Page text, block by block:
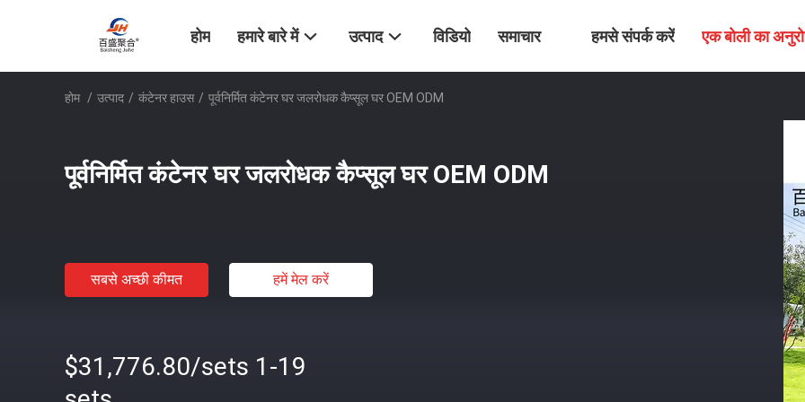
होम हमारे बारे में उत्पाद विडियो समाचार हमसे संपर्क करें एक बोली का
होम / उत्पाद / कंटेनर हाउस / पूर्वनिर्मित कंटेनर घर जलरोधक कैप्सूल घर OEM ODM
पूर्वनिर्मित कंटेनर घर जलरोधक कैप्सूल घर OEM ODM
सबसे अच्छी कीमत हमें मेल करें
$31,776.80/sets 1-19